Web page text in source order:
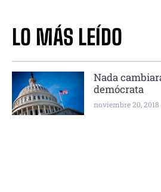
LO MÁS LEÍDO
Nada
demócrata
noviembre 20, 2018